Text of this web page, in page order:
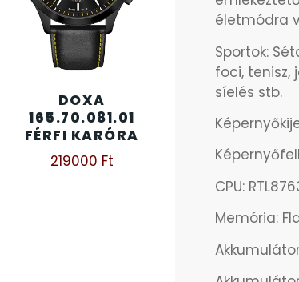
DOXA
165.70.081.01
FÉRFI KARÓRA
219000 Ft
életmódra
Sportok:
foci, tenisz,
síelés stb.
CPU:
Memória: